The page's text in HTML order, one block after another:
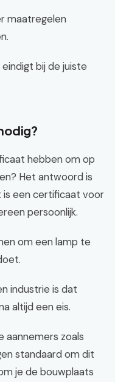
maatregelen
bij de juiste
hebben om op
Het antwoord is
is een certificaat voor
persoonlijk.
om een lamp te
industrie is dat
altijd een eis.
aannemers zoals
standaard om dit
je de bouwplaats